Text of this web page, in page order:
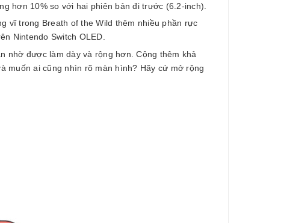
hơn 10% so với hai phiên bản đi trước (6.2-inch).
vĩ trong Breath of the Wild thêm nhiều phần rực
Nintendo Switch OLED.
nhờ được làm dày và rộng hơn. Cộng thêm khả
muốn ai cũng nhìn rõ màn hình? Hãy cứ mở rộng